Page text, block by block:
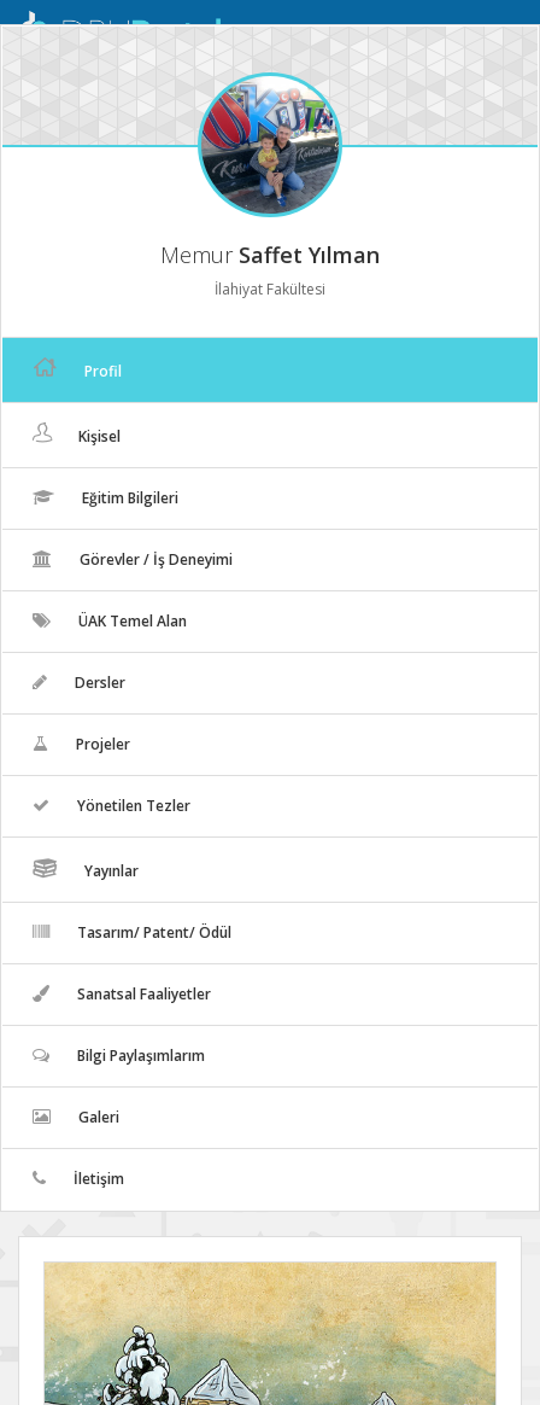
Mobil
Memur Saffet Yılman
İlahiyat Fakültesi
Profil
Kişisel
Eğitim Bilgileri
Görevler / İş Deneyimi
ÜAK Temel Alan
Dersler
Projeler
Yönetilen Tezler
Yayınlar
Tasarım/ Patent/ Ödül
Sanatsal Faaliyetler
Bilgi Paylaşımlarım
Galeri
İletişim